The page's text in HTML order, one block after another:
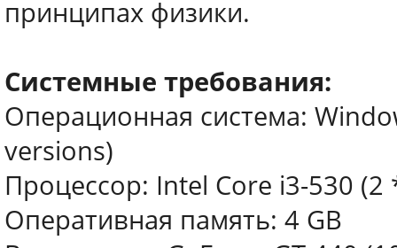
принципах физики.
Системные требования:
Операционная система:
versions)
Процессор: Intel Core i3-530
Оперативная память: 4 GB